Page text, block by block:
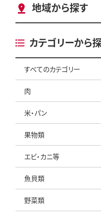
地域から探す
カテゴリーから
すべてのカテゴリー
肉
米・パン
果物類
エビ・カニ等
魚貝類
野菜類